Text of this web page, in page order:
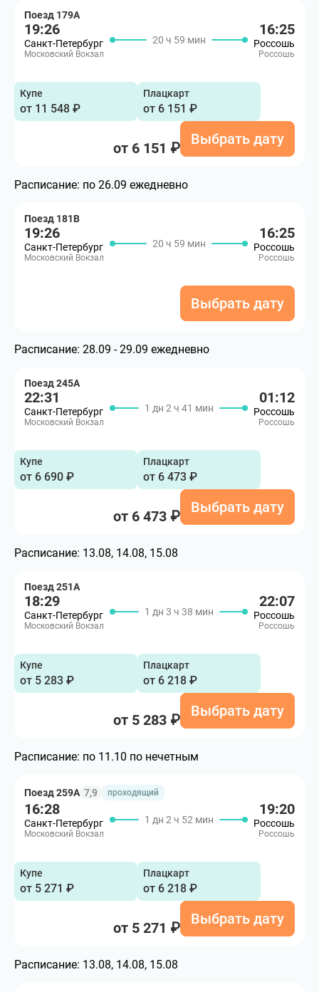
Поезд 179А
19:26
Санкт-Петербург
Московский Вокзал
20 ч 59 мин
16:25
Россошь
Россошь
Купе
от 11 548 ₽
Плацкарт
от 6 151 ₽
от 6 151 ₽
Выбрать дату
Расписание: по 26.09 ежедневно
Поезд 181В
19:26
Санкт-Петербург
Московский Вокзал
20 ч 59 мин
16:25
Россошь
Россошь
Выбрать дату
Расписание: 28.09 - 29.09 ежедневно
Поезд 245А
22:31
Санкт-Петербург
Московский Вокзал
1 дн 2 ч 41 мин
01:12
Россошь
Россошь
Купе
от 6 690 ₽
Плацкарт
от 6 473 ₽
от 6 473 ₽
Выбрать дату
Расписание: 13.08, 14.08, 15.08
Поезд 251А
18:29
Санкт-Петербург
Московский Вокзал
1 дн 3 ч 38 мин
22:07
Россошь
Россошь
Купе
от 5 283 ₽
Плацкарт
от 6 218 ₽
от 5 283 ₽
Выбрать дату
Расписание: по 11.10 по нечетным
Поезд 259А 7,9 проходящий
16:28
Санкт-Петербург
Московский Вокзал
1 дн 2 ч 52 мин
19:20
Россошь
Россошь
Купе
от 5 271 ₽
Плацкарт
от 6 218 ₽
от 5 271 ₽
Выбрать дату
Расписание: 13.08, 14.08, 15.08